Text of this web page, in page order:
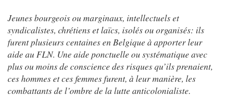
Jeunes bourgeois ou marginaux, intellectuels et
syndicalistes, chrétiens et laïcs, isolés ou organisés: ils
furent plusieurs centaines en Belgique à apporter leur
aide au FLN. Une aide ponctuelle ou systématique avec
plus ou moins de conscience des risques qu’ils prenaient,
ces hommes et ces femmes furent, à leur manière, les
combattants de l’ombre de la lutte anticolonialiste.